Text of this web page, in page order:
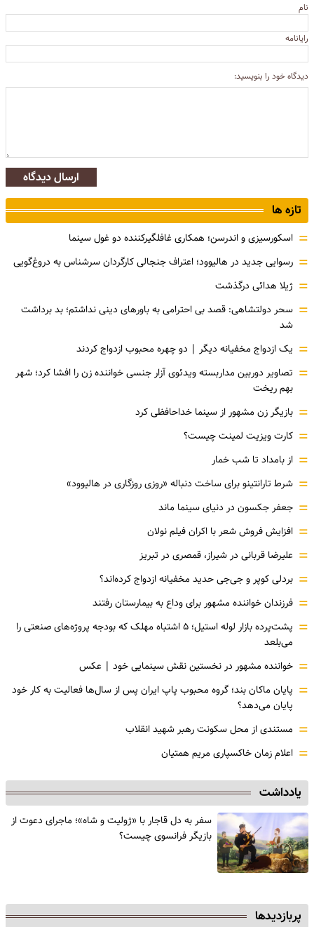
نام
رایانامه
دیدگاه خود را بنویسید:
ارسال دیدگاه
تازه ها
= اسکورسیزی و اندرسن؛ همکاری غافلگیرکننده دو غول سینما
= رسوایی جدید در هالیوود؛ اعتراف جنجالی کارگردان سرشناس به دروغ‌گویی
= ژیلا هدائی درگذشت
= سحر دولتشاهی: قصد بی احترامی به باورهای دینی نداشتم؛ بد برداشت
شد
= یک ازدواج مخفیانه دیگر | دو چهره محبوب ازدواج کردند
= تصاویر دوربین مداربسته ویدئوی آزار جنسی خواننده زن را افشا کرد؛ شهر
بهم ریخت
= بازیگر زن مشهور از سینما خداحافظی کرد
= کارت ویزیت لمینت چیست؟
= از بامداد تا شب خمار
= شرط تارانتینو برای ساخت دنباله «روزی روزگاری در هالیوود»
= جعفر جکسون در دنیای سینما ماند
= افزایش فروش شعر با اکران فیلم نولان
= علیرضا قربانی در شیراز، قمصری در تبریز
= بردلی کوپر و جی‌جی حدید مخفیانه ازدواج کرده‌اند؟
= فرزندان خواننده مشهور برای وداع به بیمارستان رفتند
=
پشت‌پرده بازار لوله استیل؛ ۵ اشتباه مهلک که بودجه پروژه‌های صنعتی را
می‌بلعد
= خواننده مشهور در نخستین نقش سینمایی خود |‌ عکس
= پایان ماکان بند؛ گروه محبوب پاپ ایران پس از سال‌ها فعالیت به کار خود
پایان می‌دهد؟
= مستندی از محل سکونت رهبر شهید انقلاب
= اعلام زمان خاکسپاری مریم همتیان
یادداشت
سفر به دل قاجار با «ژولیت و شاه»؛ ماجرای دعوت از
‌بازیگر فرانسوی چیست؟
پربازدیدها